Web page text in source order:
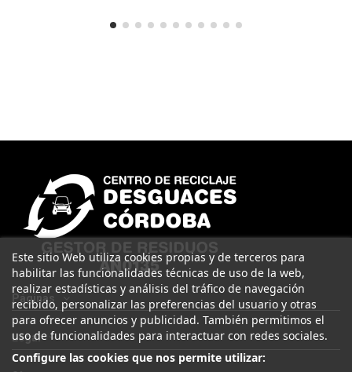
Páginas
Legal
Este sitio Web utiliza cookies propias y de terceros para
habilitar las funcionalidades técnicas de uso de la web,
realizar estadísticas y análisis del tráfico de navegación
recibido, personalizar las preferencias del usuario y otras
para ofrecer anuncios y publicidad. También permitimos el
uso de funcionalidades para interactuar con redes sociales.
Configure las cookies que nos permite utilizar: